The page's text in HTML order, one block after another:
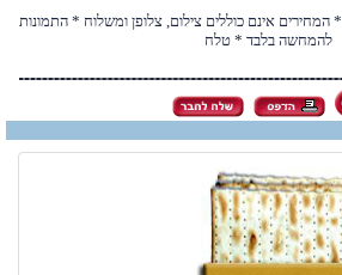
* המחירים אינם כוללים צילום, צלופן ומשלוח * התמונות
להמחשה בלבד * טלח